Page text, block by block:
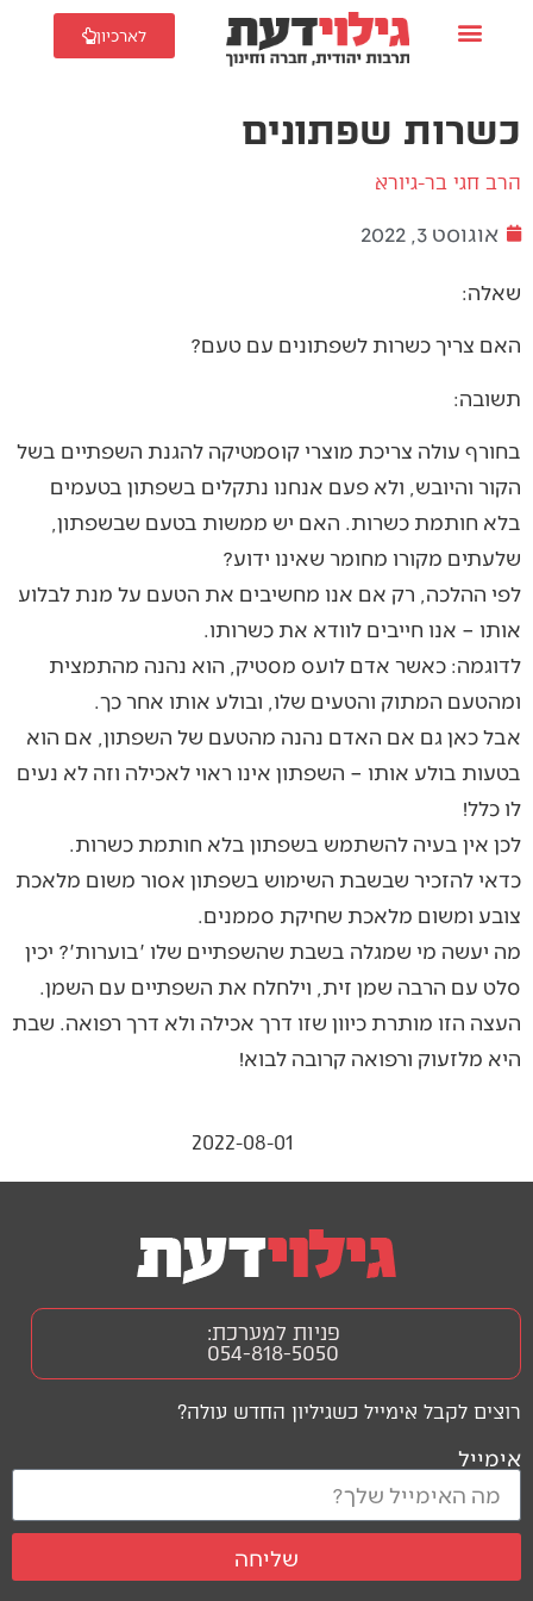
לארכיון
כשרות שפתונים
הרב חגי בר-גיורא
אוגוסט 3, 2022
שאלה:
האם צריך כשרות לשפתונים עם טעם?
תשובה:
בחורף עולה צריכת מוצרי קוסמטיקה להגנת השפתיים בשל
הקור והיובש, ולא פעם אנחנו נתקלים בשפתון בטעמים
בלא חותמת כשרות. האם יש ממשות בטעם שבשפתון,
שלעתים מקורו מחומר שאינו ידוע?
לפי ההלכה, רק אם אנו מחשיבים את הטעם על מנת לבלוע
אותו – אנו חייבים לוודא את כשרותו.
לדוגמה: כאשר אדם לועס מסטיק, הוא נהנה מהתמצית
ומהטעם המתוק והטעים שלו, ובולע אותו אחר כך.
אבל כאן גם אם האדם נהנה מהטעם של השפתון, אם הוא
בטעות בולע אותו – השפתון אינו ראוי לאכילה וזה לא נעים
לו כלל!
לכן אין בעיה להשתמש בשפתון בלא חותמת כשרות.
כדאי להזכיר שבשבת השימוש בשפתון אסור משום מלאכת
צובע ומשום מלאכת שחיקת סממנים.
מה יעשה מי שמגלה בשבת שהשפתיים שלו 'בוערות'? יכין
סלט עם הרבה שמן זית, וילחלח את השפתיים עם השמן.
העצה הזו מותרת כיוון שזו דרך אכילה ולא דרך רפואה. שבת
היא מלזעוק ורפואה קרובה לבוא!
2022-08-01
רוצים לקבל אימייל כשגיליון החדש עולה?
אימייל
שליחה
פניות למערכת:
054-818-5050